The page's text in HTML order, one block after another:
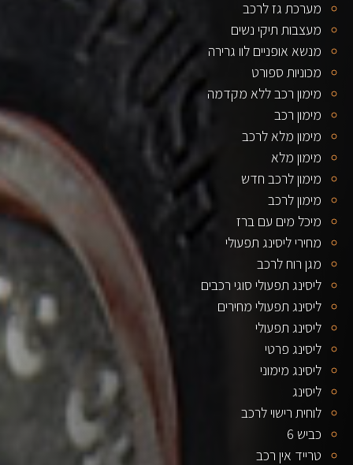
מערכת גז לרכב
מעצבות תיקי נשים
מנשא אופניים לוו גרירה
מכוניות ספורט
מימון רכב ללא מקדמה
מימון רכב
מימון מלא לרכב
מימון מלא
מימון לרכב חדש
מימון לרכב
מיכל מים עם ברז
מחירי ליסינג תפעולי
מגן רוח לרכב
ליסינג תפעולי סוגי רכבים
ליסינג תפעולי מחירים
ליסינג תפעולי
ליסינג פרטי
ליסינג מימוני
ליסינג
לוחית רישוי לרכב
כביש 6
טרייד אין רכב